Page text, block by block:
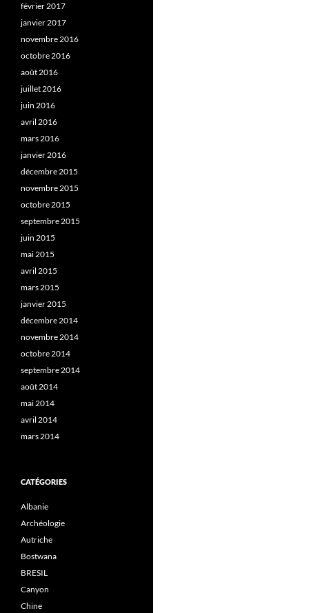
février 2017
janvier 2017
novembre 2016
octobre 2016
août 2016
juillet 2016
juin 2016
avril 2016
mars 2016
janvier 2016
décembre 2015
novembre 2015
octobre 2015
septembre 2015
juin 2015
mai 2015
avril 2015
mars 2015
janvier 2015
décembre 2014
novembre 2014
octobre 2014
septembre 2014
août 2014
mai 2014
avril 2014
mars 2014
CATÉGORIES
Albanie
Archéologie
Autriche
Bostwana
BRESIL
Canyon
Chine